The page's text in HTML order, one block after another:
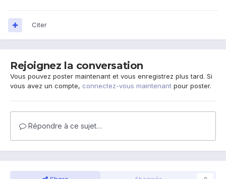
Citer
Rejoignez la conversation
Vous pouvez poster maintenant et vous enregistrez plus tard. Si
vous avez un compte, connectez-vous maintenant pour poster.
Répondre à ce sujet…